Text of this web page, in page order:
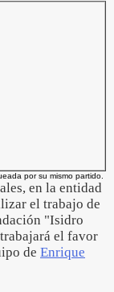
por su mismo partido.
en la entidad
el trabajo de
"Isidro
el favor
de Enrique